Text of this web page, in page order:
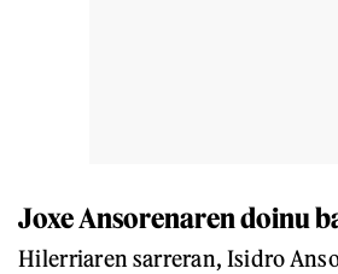
Joxe Ansorenaren doinu
Hilerriaren sarreran, Isidro